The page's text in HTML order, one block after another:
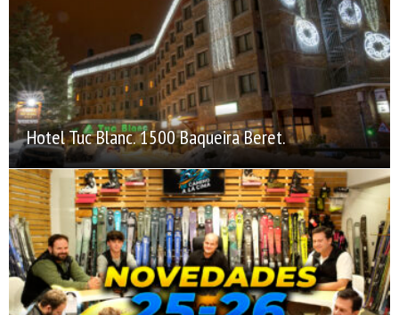
Hotel Tuc Blanc. 1500 Baqueira Beret.